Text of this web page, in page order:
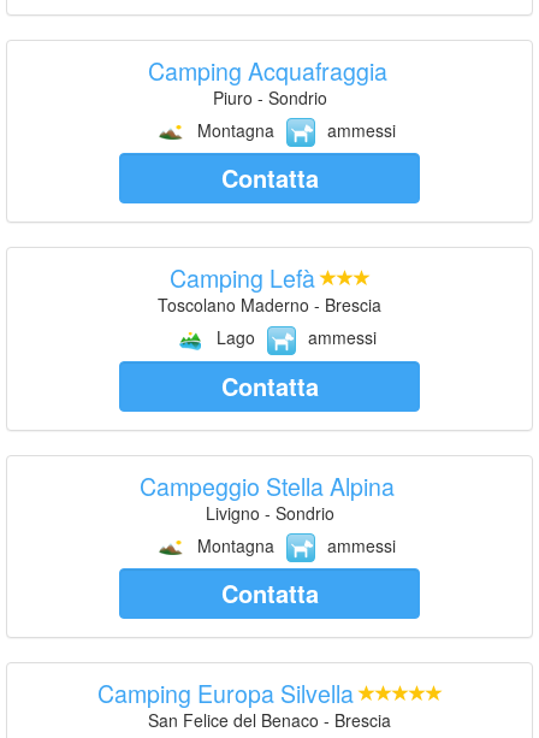
Camping Acquafraggia
Piuro - Sondrio
Montagna
ammessi
Contatta
Camping Lefà
Toscolano Maderno - Brescia
Lago
ammessi
Contatta
Campeggio Stella Alpina
Livigno - Sondrio
Montagna
ammessi
Contatta
Camping Europa Silvella
San Felice del Benaco - Brescia